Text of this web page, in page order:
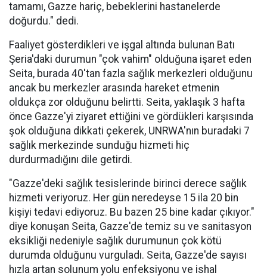
tamamı, Gazze hariç, bebeklerini hastanelerde
doğurdu." dedi.
Faaliyet gösterdikleri ve işgal altında bulunan Batı
Şeria'daki durumun "çok vahim" olduğuna işaret eden
Seita, burada 40'tan fazla sağlık merkezleri olduğunu
ancak bu merkezler arasında hareket etmenin
oldukça zor olduğunu belirtti. Seita, yaklaşık 3 hafta
önce Gazze'yi ziyaret ettiğini ve gördükleri karşısında
şok olduğuna dikkati çekerek, UNRWA'nın buradaki 7
sağlık merkezinde sunduğu hizmeti hiç
durdurmadığını dile getirdi.
"Gazze'deki sağlık tesislerinde birinci derece sağlık
hizmeti veriyoruz. Her gün neredeyse 15 ila 20 bin
kişiyi tedavi ediyoruz. Bu bazen 25 bine kadar çıkıyor."
diye konuşan Seita, Gazze'de temiz su ve sanitasyon
eksikliği nedeniyle sağlık durumunun çok kötü
durumda olduğunu vurguladı. Seita, Gazze'de sayısı
hızla artan solunum yolu enfeksiyonu ve ishal